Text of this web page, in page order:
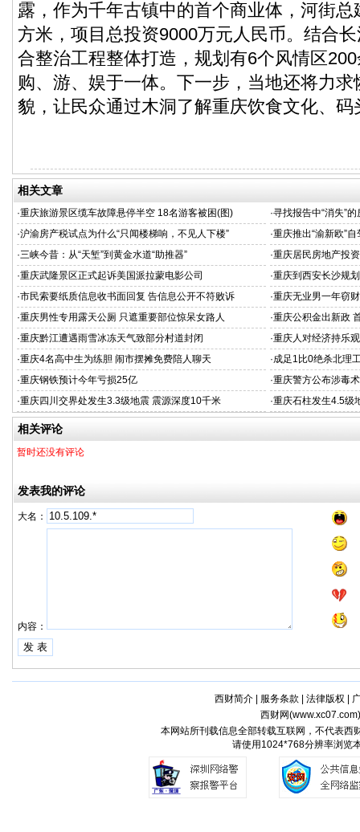
露，作为千年古镇中的首个商业体，河街
方米，项目总投资9000万元人民币。结合
合整治工程整体打造，规划有6个风情区
购、游、娱于一体。下一步，当地还将力
貌，让民众通过木洞了解重庆饮食文化、
相关文章
·重庆旅游景区缆车故障悬停半空 18名游客被困(图) ·寻找报告中“消失”
·沪渝房产税试点为什么“只闻楼梯响，不见人下楼” ·重庆推出“渝新欧”
·三峡今昔：从“天堑”到黄金水道“助推器” ·重庆居民房地产投
·重庆武隆景区正式起诉美国派拉蒙电影公司 ·重庆到西安长沙规
·市民索要纸质信息收书面回复 告信息公开不符败诉 ·重庆无业男一年窃
·重庆男性专用露天公厕 只遮重要部位惊呆女路人 ·重庆公积金出新政
·重庆黔江遭遇雨雪冰冻天气致部分村道封闭 ·重庆人对经济持乐
·重庆4名高中生为练胆 闹市摆摊免费陪人聊天 ·成足1比0绝杀北理
·重庆钢铁预计今年亏损25亿 ·重庆警方公布涉毒
·重庆四川交界处发生3.3级地震 震源深度10千米 ·重庆石柱发生4.5级
相关评论
暂时还没有评论
发表我的评论
大名：
内容：
西财简介| 服务条款 法律版权
西财网(www.xc07.com
本网站所刊载信息全部转载互联网，不代表
请使用1024*768分辨率浏览